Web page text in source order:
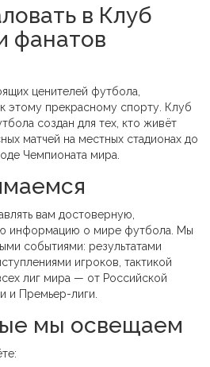
в Клуб
фанатов
ценителей футбола,
этому прекрасному спорту. Клуб
создан для тех, кто живёт
матчей на местных стадионах до
Чемпионата мира.
вам достоверную,
информацию о мире футбола. Мы
событиями: результатами
игроков, тактикой
лиг мира — от Российской
и Премьер-лиги.
мы освещаем